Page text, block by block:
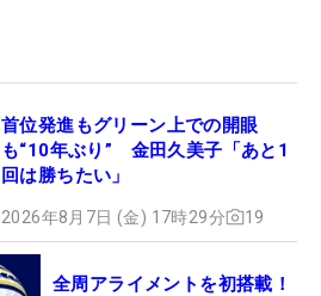
首位発進もグリーン上での開眼
も“10年ぶり” 金田久美子「あと1
回は勝ちたい」
2026年8月7日 (金) 17時29分 19
全周アライメントを初搭載！